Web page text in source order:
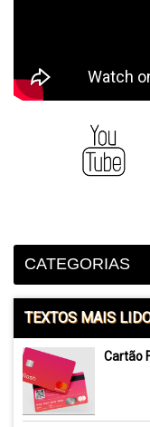
CATEGORIAS
TEXTOS MAIS
Cartão